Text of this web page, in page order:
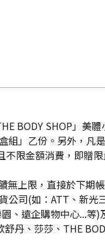
BODY SHOP」美
」乙份。另外，
限金額消費，即贈
上限，直接於下
司(如：ATT、新
、遠企購物中心...
丹、莎莎、THE